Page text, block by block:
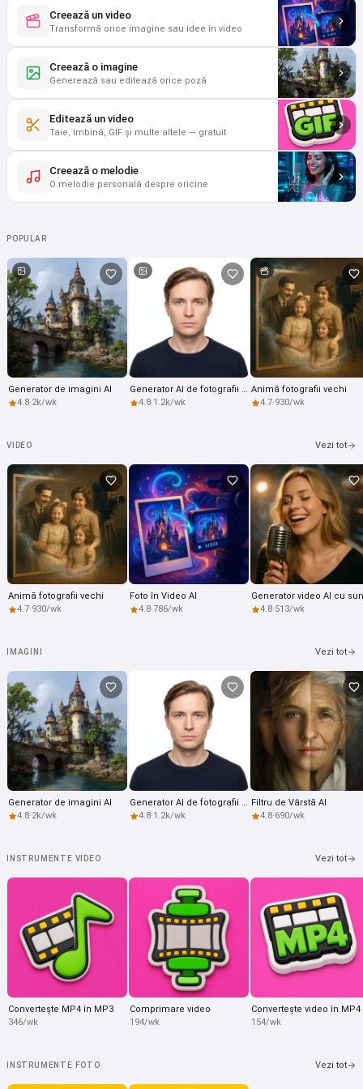
Creează un video
Transformă orice imagine sau idee în video
Creează o imagine
Generează sau editează orice poză
Editează un video
Taie, îmbină, GIF și multe altele — gratuit
Creează o melodie
O melodie personală despre oricine
POPULAR
Generator de imagini AI
4.8·2k/wk
Generator AI de fotografii pentru pașaport
4.8·1.2k/wk
Animă fotografii vechi
4.7·930/wk
VIDEO Vezi tot
Animă fotografii vechi
4.7·930/wk
Foto în Video AI
4.8·786/wk 4.8·513/wk
IMAGINI Vezi tot
Generator de imagini AI
4.8·2k/wk
Generator AI de fotografii pentru pașaport
4.8·1.2k/wk
Filtru de Vârstă AI
4.8·690/wk
INSTRUMENTE VIDEO Vezi tot
Convertește MP4 în MP3
346/wk
Comprimare video
194/wk
Convertește video în MP4
154/wk
INSTRUMENTE FOTO Vezi tot